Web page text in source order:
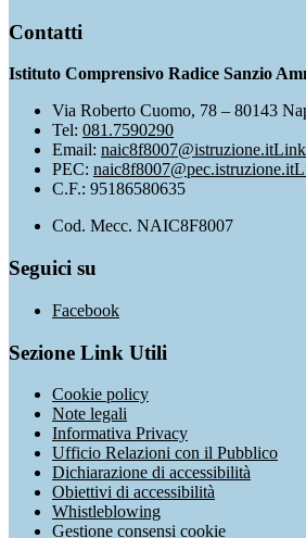
Contatti
Istituto Comprensivo Radice Sanzio
Via Roberto Cuomo, 78 – 80143
Tel: 081.7590290
Email: naic8f8007@istruzione.itLink
PEC: naic8f8007@pec.istruzione.it
C.F.: 95186580635
Cod. Mecc. NAIC8F8007
Seguici su
Facebook
Sezione Link Utili
Cookie policy
Note legali
Informativa Privacy
Ufficio Relazioni con il Pubblico
Dichiarazione di accessibilità
Obiettivi di accessibilità
Whistleblowing
Gestione consensi cookie